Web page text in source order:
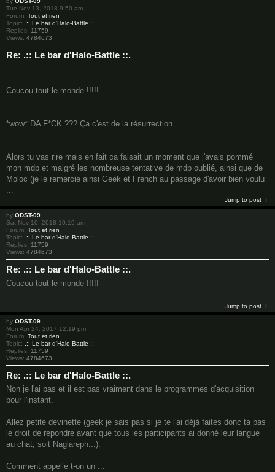
Tue Nov 13, 2018 9:50 am
Forum: Tout et rien
Topic:
.:: Le bar d'Halo-Battle ::.
Replies: 11759
Views: 4784673
Re: .:: Le bar d'Halo-Battle ::.
Coucou tout le monde !!!!!
*wow* DA F*CK ??? Ça c'est de la résurrection.
Alors tu vas rire mais en fait ca faisait un moment que j'avais pommé
mon mdp et malgré les nombreuse tentative de mdp oublié, ainsi que de
Moloc (je le remercie ainsi Geek et French au passage d'avoir bien voulu
...
Jump to post
by ODST-09
Sat Nov 10, 2018 10:19 am
Forum: Tout et rien
Topic: .:: Le bar d'Halo-Battle ::.
Replies: 11759
Views: 4784673
Re: .:: Le bar d'Halo-Battle ::.
Coucou tout le monde !!!!!
Jump to post
by ODST-09
Mon Apr 24, 2017 12:19 pm
Forum: Tout et rien
Topic:
.:: Le bar d'Halo-Battle ::.
Replies: 11759
Views: 4784673
Re: .:: Le bar d'Halo-Battle ::.
Non je l'ai pas et il est pas vraiment dans le programmes d'acquisition
pour l'instant.
Allez petite devinette (geek je sais pas si je te l'ai déjà faites donc ta pas
le droit de repondre avant que tous les participants ai donné leur langue
au chat, soit Naglareph...):
Comment appelle t-on un ...